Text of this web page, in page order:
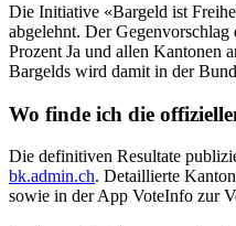
Die Initiative «Bargeld ist
abgelehnt. Der
Prozent Ja und allen Kantonen
Bargelds wird damit in der
Wo finde ich die
Die definitiven Resultate
bk.admin.ch. Detaillierte
sowie in der App VoteInfo zur